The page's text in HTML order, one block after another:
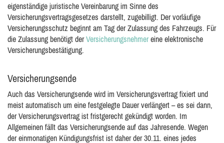
eigenständige juristische Vereinbarung im Sinne des
Versicherungsvertragsgesetzes darstellt, zugebilligt. Der vorläufige
Versicherungsschutz beginnt am Tag der Zulassung des Fahrzeugs. Für
die Zulassung benötigt derVersicherungsnehmereine elektronische
Versicherungsbestätigung.
Versicherungsende
Auch das Versicherungsende wird im Versicherungsvertrag fixiert und
meist automatisch um eine festgelegte Dauer verlängert – es sei dann,
der Versicherungsvertrag ist fristgerecht gekündigt worden. Im
Allgemeinen fällt das Versicherungsende auf das Jahresende. Wegen
der einmonatigen Kündigungsfrist ist daher der 30.11. eines jedes